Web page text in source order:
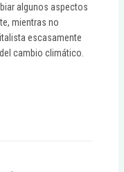
algunos aspectos
mientras no
escasamente
cambio climático.